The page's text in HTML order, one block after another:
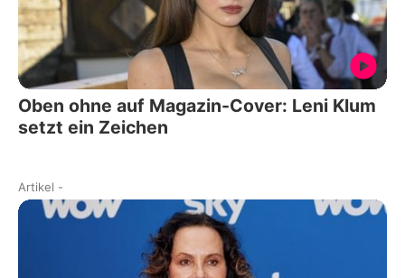
Oben ohne auf Magazin-Cover: Leni Klum
setzt ein Zeichen
Artikel -